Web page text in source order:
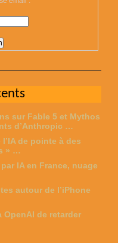
sur Fable 5 et Mythos
d’Anthropic …
de pointe à des
» …
IA en France, nuage
autour de l’iPhone
OpenAI de retarder